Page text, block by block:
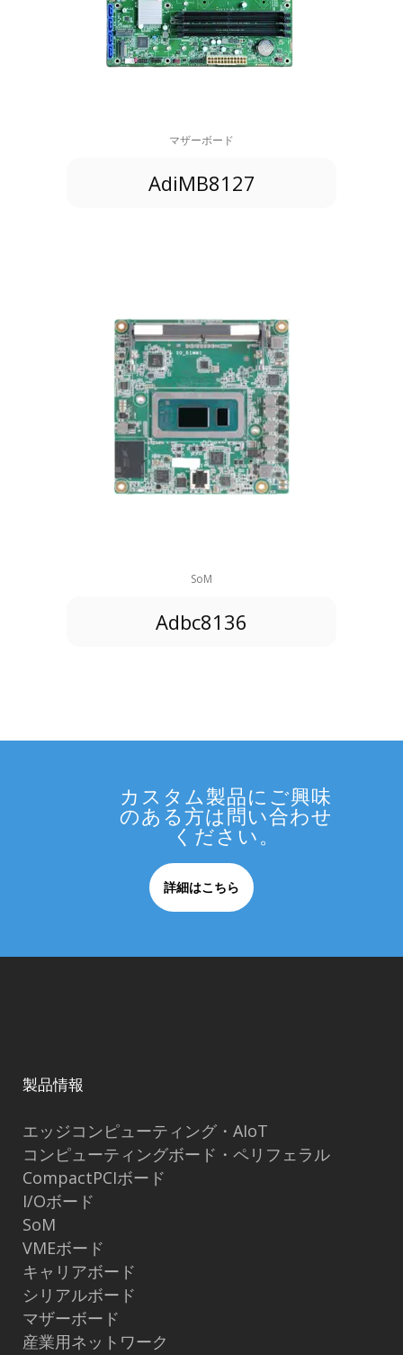
マザーボード
AdiMB8127
SoM
Adbc8136
カスタム製品にご興味
のある方は問い合わせ
ください。
詳細はこちら
製品情報
エッジコンピューティング・AIoT
コンピューティングボード・ペリフェラル
CompactPCIボード
I/Oボード
SoM
VMEボード
キャリアボード
シリアルボード
マザーボード
産業用ネットワーク